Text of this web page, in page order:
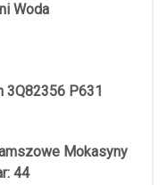
Woda
3Q82356 P631
Mokasyny
44